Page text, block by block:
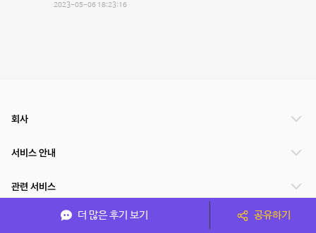
2023-05-06 18:23:16
더 많은 후기 보기 공유하기
회사
서비스 안내
관련 서비스